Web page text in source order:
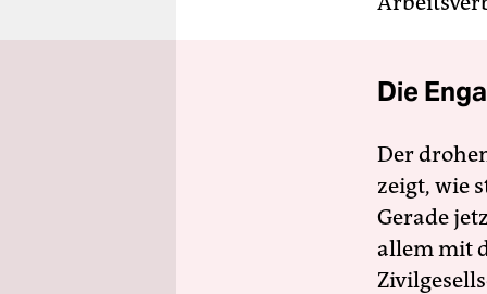
Die
Der
zeigt, wie
Gerade
allem mit